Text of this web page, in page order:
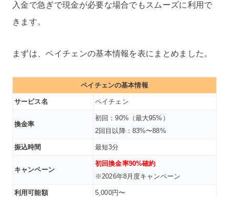
入金で急ぎで現金が必要な場合でもスムーズに利用で
きます。
まずは、ペイチェンの基本情報を表にまとめました。
ペイチェンの基本情報
サービス名 ペイチェン
換金率
初回：90%（最大95%）
2回目以降：83%〜88%
振込時間 最短3分
キャンペーン
初回換金率90%確約
※2026年8月度キャンペーン
利用可能額 5,000円〜